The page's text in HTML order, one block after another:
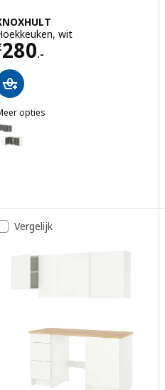
wit
280.-
€ 280.-
opties
KNOXHULT, Hoekkeuken,
KNOXHULT, Hoekkeuken, wit
Vergelijk